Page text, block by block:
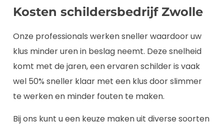
Kosten schildersbedrijf Zwolle
Onze professionals werken sneller waardoor uw
klus minder uren in beslag neemt. Deze snelheid
komt met de jaren, een ervaren schilder is vaak
wel 50% sneller klaar met een klus door slimmer
te werken en minder fouten te maken.
Bij ons kunt u een keuze maken uit diverse soorten